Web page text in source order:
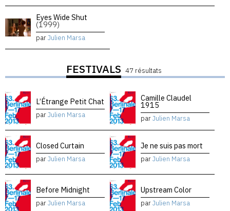
Eyes Wide Shut
(1999)
parJulien Marsa
FESTIVALS 47 résultats
L’Étrange Petit Chat
parJulien Marsa
Camille Claudel
1915
parJulien Marsa
Closed Curtain
parJulien Marsa
Je ne suis pas mort
parJulien Marsa
Before Midnight
parJulien Marsa
Upstream Color
parJulien Marsa